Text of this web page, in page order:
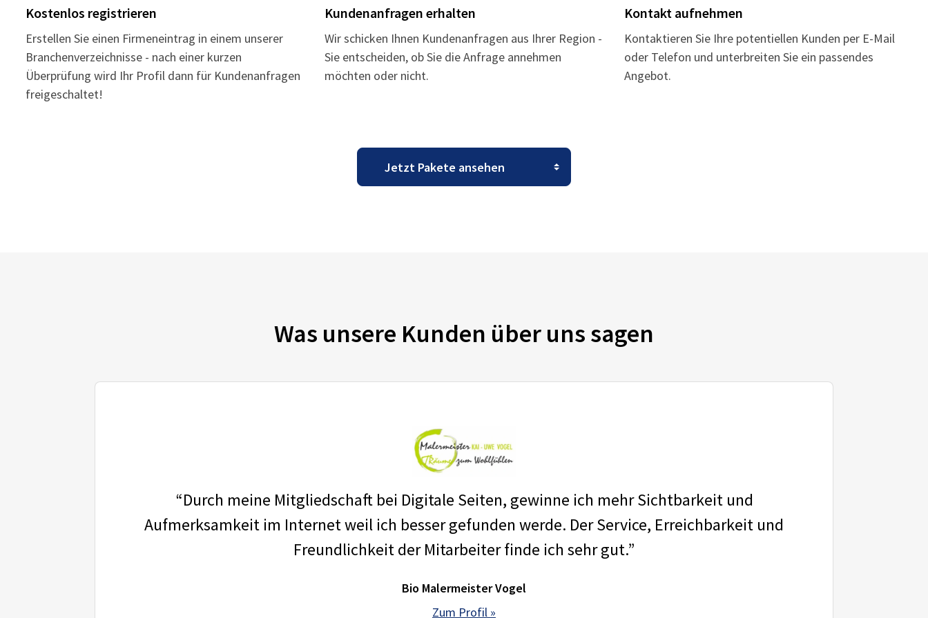
Kostenlos registrieren
Erstellen Sie einen Firmeneintrag in einem unserer
Branchenverzeichnisse - nach einer kurzen
Überprüfung wird Ihr Profil dann für Kundenanfragen
freigeschaltet!
Kundenanfragen erhalten
Wir schicken Ihnen Kundenanfragen aus Ihrer Region -
Sie entscheiden, ob Sie die Anfrage annehmen
möchten oder nicht.
Kontakt aufnehmen
Kontaktieren Sie Ihre potentiellen Kunden per E-Mail
oder Telefon und unterbreiten Sie ein passendes
Angebot.
Was unsere Kunden über uns sagen
“Durch meine Mitgliedschaft bei Digitale Seiten, gewinne ich mehr Sichtbarkeit und
Aufmerksamkeit im Internet weil ich besser gefunden werde. Der Service, Erreichbarkeit und
Freundlichkeit der Mitarbeiter finde ich sehr gut.”
Bio Malermeister Vogel
Zum Profil »